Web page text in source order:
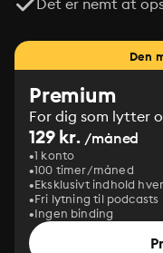
Det er nemt at
Den
Premium
For dig som lytter
129 kr. /måned
1 konto
100 timer/måned
Eksklusivt indhold
Fri lytning til podcasts
Ingen binding